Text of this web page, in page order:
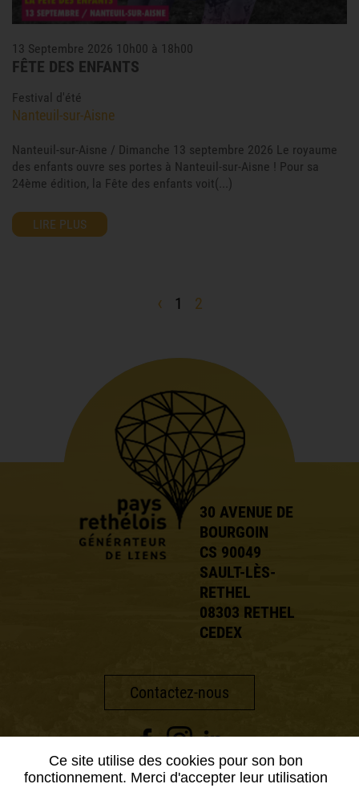
13 Septembre 2026 10h00 à 18h00
FÊTE DES ENFANTS
Festival d'été
Nanteuil-sur-Aisne
Nanteuil-sur-Aisne / Dimanche 13 septembre 2026 Le royaume
des enfants ouvre ses portes à Nanteuil-sur-Aisne ! Pour sa
24ème édition, la Fête des enfants voit(...)
LIRE PLUS
‹ 1 2
30 AVENUE DE
BOURGOIN
CS 90049
SAULT-LÈS-
RETHEL
08303 RETHEL
CEDEX
Contactez-nous
Ce site utilise des cookies pour son bon
fonctionnement. Merci d'accepter leur utilisation